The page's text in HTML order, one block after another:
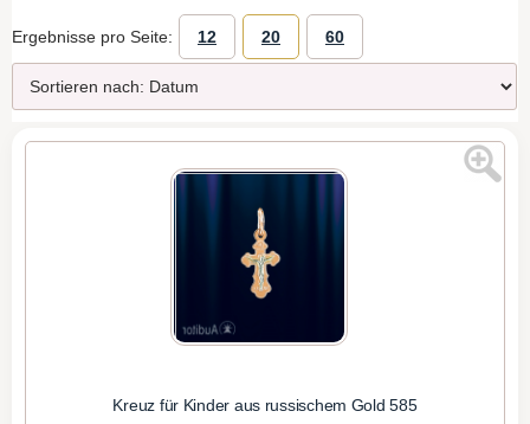
Ergebnisse pro Seite: 12 20 60
Kreuz für Kinder aus russischem Gold 585